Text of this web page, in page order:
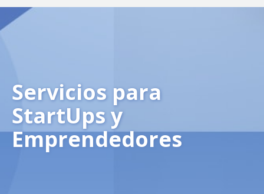
Servicios para
StartUps y
Emprendedores